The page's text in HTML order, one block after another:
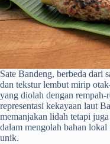
Sate Bandeng, berbeda dari
dan tekstur lembut mirip
yang diolah dengan rempah-
representasi kekayaan laut
memanjakan lidah tetapi
dalam mengolah bahan
unik.